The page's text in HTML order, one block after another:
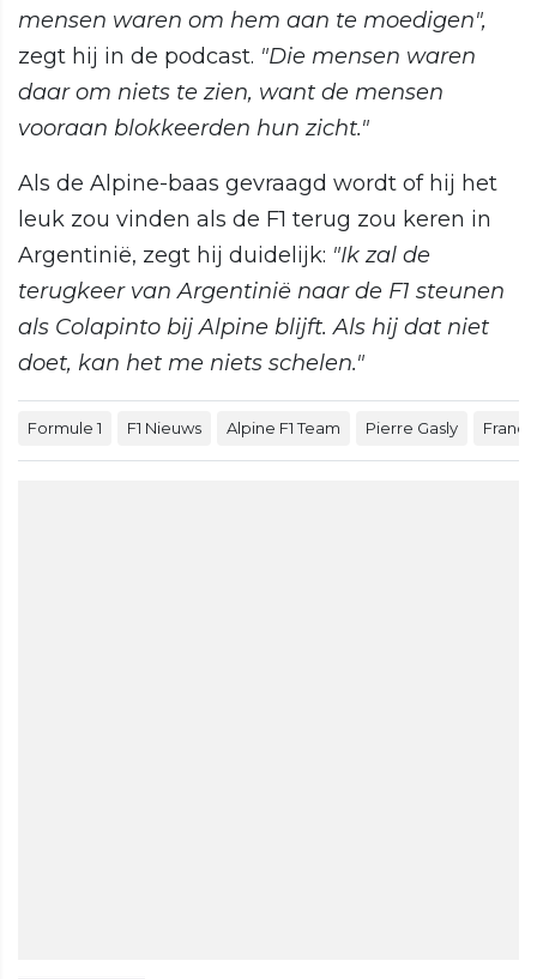
mensen waren om hem aan te moedigen",
zegt hij in de podcast. "Die mensen waren
daar om niets te zien, want de mensen
vooraan blokkeerden hun zicht."
Als de Alpine-baas gevraagd wordt of hij het
leuk zou vinden als de F1 terug zou keren in
Argentinië, zegt hij duidelijk: "Ik zal de
terugkeer van Argentinië naar de F1 steunen
als Colapinto bij Alpine blijft. Als hij dat niet
doet, kan het me niets schelen."
Formule 1 F1 Nieuws Alpine F1 Team Pierre Gasly